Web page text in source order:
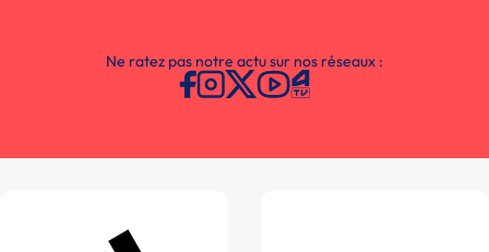
Ne ratez pas notre actu sur nos réseaux :